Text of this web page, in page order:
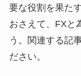
要な役割を果た
おさえて、FXと
う。関連する記
ださい。